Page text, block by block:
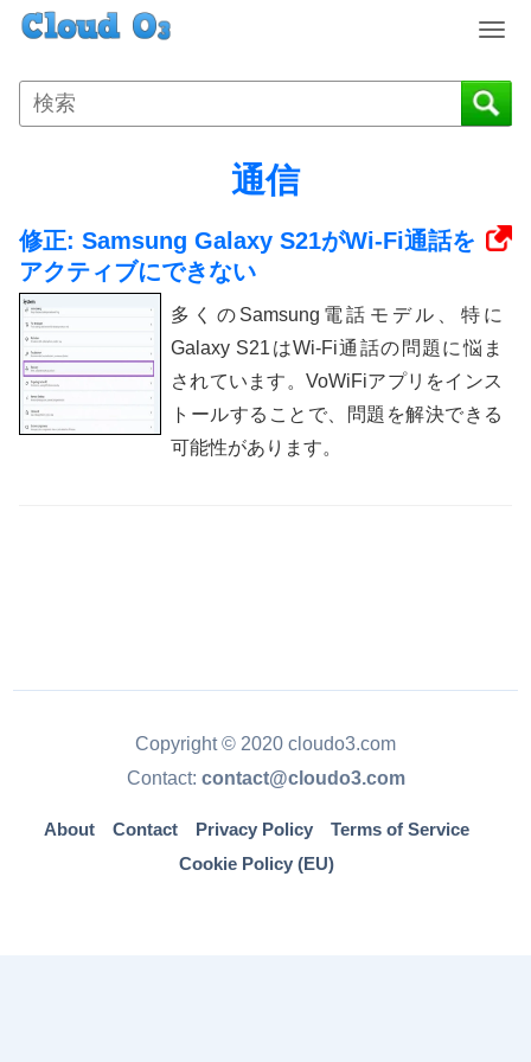
T
g
g
v
a
t
i
n
通信
修正: Samsung Galaxy S21がWi-Fi通話を
アクティブにできない
多くのSamsung電話モデル、特に
Galaxy S21はWi-Fi通話の問題に悩ま
されています。VoWiFiアプリをインス
トールすることで、問題を解決できる
可能性があります。
Copyright © 2020 cloudo3.com
Contact: contact@cloudo3.com
About Contact Privacy Policy
Terms of Service
Cookie Policy (EU)